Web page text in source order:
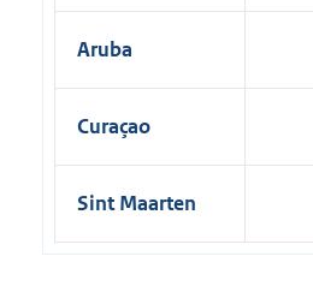
Aruba
Curaçao
Sint Maarten